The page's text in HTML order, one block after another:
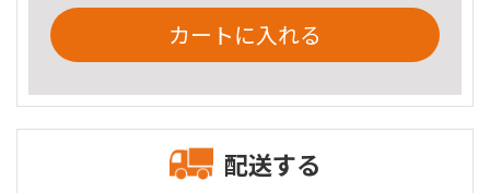
カートに入れる
配送する